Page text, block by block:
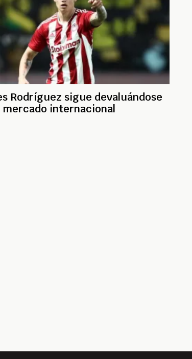
Rodríguez sigue devaluándose
mercado internacional